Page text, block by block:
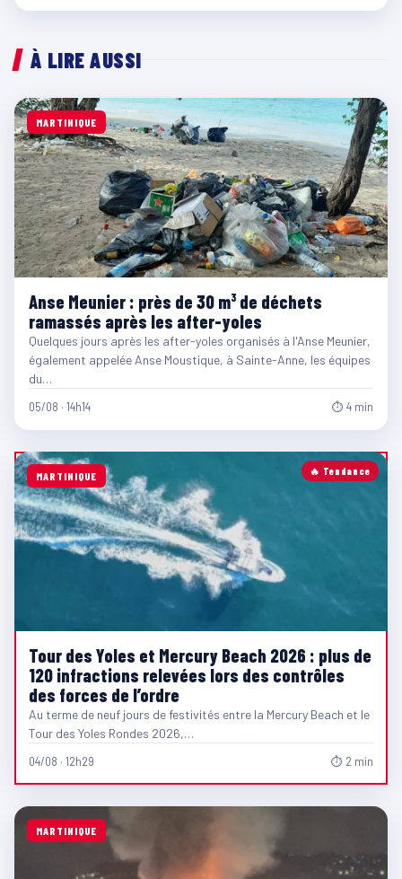
À LIRE AUSSI
MARTINIQUE
Anse Meunier : près de 30 m³ de déchets
ramassés après les after-yoles
Quelques jours après les after-yoles organisés à l'Anse Meunier,
également appelée Anse Moustique, à Sainte-Anne, les équipes
du…
05/08 · 14h14 ⏱ 4 min
🔥 Tendance
MARTINIQUE
Tour des Yoles et Mercury Beach 2026 : plus de
120 infractions relevées lors des contrôles
des forces de l’ordre
Au terme de neuf jours de festivités entre la Mercury Beach et le
Tour des Yoles Rondes 2026,…
04/08 · 12h29 ⏱ 2 min
MARTINIQUE